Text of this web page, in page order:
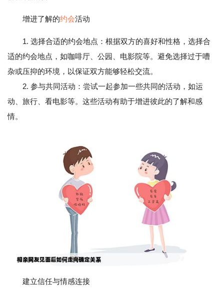
增进了解的约会活动
1. 选择合适的约会地点：根据双方的喜好和性格，选择合
适的约会地点，如咖啡厅、公园、电影院等。避免选择过于嘈
杂或压抑的环境，以保证双方能够轻松交流。
2. 参与共同活动：尝试一起参加一些共同的活动，如运
动、旅行、看电影等。这些活动有助于增进彼此的了解和感
情。
建立信任与情感连接